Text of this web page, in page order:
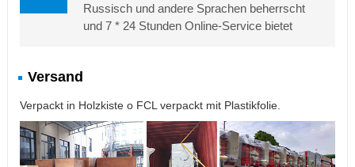
Russisch und andere Sprachen beherrscht
und 7 * 24 Stunden Online-Service bietet
Versand
Verpackt in Holzkiste o FCL verpackt mit Plastikfolie.